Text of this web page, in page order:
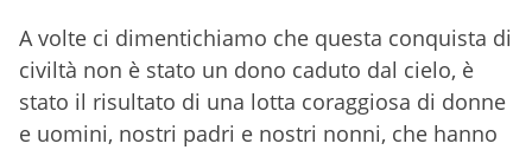
A volte ci dimentichiamo che questa conquista di
civiltà non è stato un dono caduto dal cielo, è
stato il risultato di una lotta coraggiosa di donne
e uomini, nostri padri e nostri nonni, che hanno